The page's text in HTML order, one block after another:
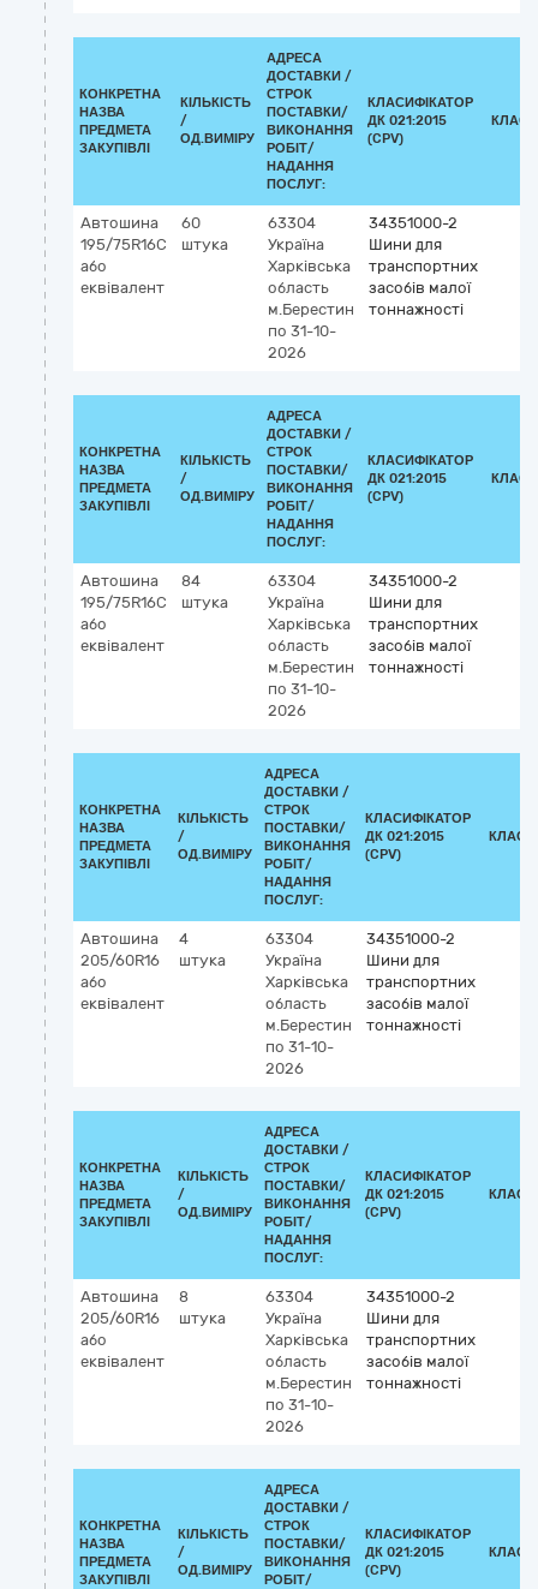
КОНКРЕТНА
НАЗВА
ПРЕДМЕТА
ЗАКУПІВЛІ
КІЛЬКІСТЬ
/
ОД.ВИМІРУ
АДРЕСА
ДОСТАВКИ /
СТРОК
ПОСТАВКИ/
ВИКОНАННЯ
РОБІТ/
НАДАННЯ
ПОСЛУГ:
КЛАСИФІКАТОР
ДК 021:2015
(CPV)
Автошина
195/75R16С
або
еквівалент
60
штука
63304
Україна
Харківська
область
м.Берестин
по 31-10-
2026
34351000-2
Шини для
транспортних
засобів малої
тоннажності
КОНКРЕТНА
НАЗВА
ПРЕДМЕТА
ЗАКУПІВЛІ
КІЛЬКІСТЬ
/
ОД.ВИМІРУ
АДРЕСА
ДОСТАВКИ /
СТРОК
ПОСТАВКИ/
ВИКОНАННЯ
РОБІТ/
НАДАННЯ
ПОСЛУГ:
КЛАСИФІКАТОР
ДК 021:2015
(CPV)
Автошина
195/75R16C
або
еквівалент
84
штука
63304
Україна
Харківська
область
м.Берестин
по 31-10-
2026
34351000-2
Шини для
транспортних
засобів малої
тоннажності
КОНКРЕТНА
НАЗВА
ПРЕДМЕТА
ЗАКУПІВЛІ
КІЛЬКІСТЬ
/
ОД.ВИМІРУ
АДРЕСА
ДОСТАВКИ /
СТРОК
ПОСТАВКИ/
ВИКОНАННЯ
РОБІТ/
НАДАННЯ
ПОСЛУГ:
КЛАСИФІКАТОР
ДК 021:2015
(CPV)
Автошина
205/60R16
або
еквівалент
4
штука
63304
Україна
Харківська
область
м.Берестин
по 31-10-
2026
34351000-2
Шини для
транспортних
засобів малої
тоннажності
КОНКРЕТНА
НАЗВА
ПРЕДМЕТА
ЗАКУПІВЛІ
КІЛЬКІСТЬ
/
ОД.ВИМІРУ
АДРЕСА
ДОСТАВКИ /
СТРОК
ПОСТАВКИ/
ВИКОНАННЯ
РОБІТ/
НАДАННЯ
ПОСЛУГ:
КЛАСИФІКАТОР
ДК 021:2015
(CPV)
Автошина
205/60R16
або
еквівалент
8
штука
63304
Україна
Харківська
область
м.Берестин
по 31-10-
2026
34351000-2
Шини для
транспортних
засобів малої
тоннажності
КОНКРЕТНА
НАЗВА
ПРЕДМЕТА
ЗАКУПІВЛІ
КІЛЬКІСТЬ
/
ОД.ВИМІРУ
АДРЕСА
ДОСТАВКИ /
СТРОК
ПОСТАВКИ/
ВИКОНАННЯ
РОБІТ/
КЛАСИФІКАТОР
ДК 021:2015
(CPV)